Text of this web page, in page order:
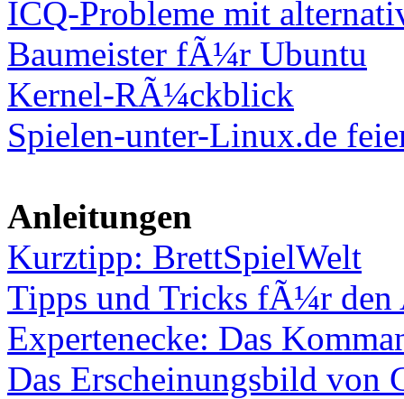
ICQ-Probleme mit
Baumeister fÃ¼r Ubuntu
Kernel-RÃ¼ckblick
Spielen-unter-Linux.de
Anleitungen
Kurztipp: BrettSpielWelt
Tipps und Tricks fÃ¼r
Expertenecke: Das
Das Erscheinungsbild von